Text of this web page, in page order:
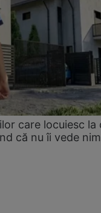
care locuiesc la
că nu îi vede